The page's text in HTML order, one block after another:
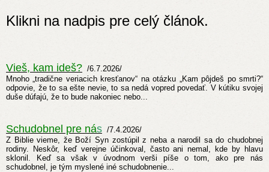
Klikni na nadpis pre celý článok.
Vieš, kam ideš? /6.7.2026/
Mnoho „tradične veriacich kresťanov“ na otázku „Kam pôjdeš po smrti?“
odpovie, že to sa ešte nevie, to sa nedá vopred povedať. V kútiku svojej
duše dúfajú, že to bude nakoniec nebo...
Schudobnel pre nás /7.4.2026/
Z Biblie vieme, že Boží Syn zostúpil z neba a narodil sa do chudobnej
rodiny. Neskôr, keď verejne účinkoval, často ani nemal, kde by hlavu
sklonil. Keď sa však v úvodnom verši píše o tom, ako pre nás
schudobnel, je tým myslené iné schudobnenie...